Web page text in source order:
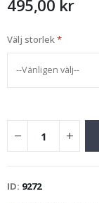
495,00 kr
Välj storlek
ID 9272